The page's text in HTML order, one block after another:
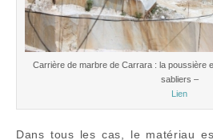
Carrière de marbre de Carrara : la poussière
sabliers –
Lien
Dans tous les cas, le matériau